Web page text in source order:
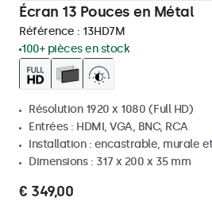
Écran 13 Pouces en Métal
Référence : 13HD7M
100+ pièces en stock
Résolution 1920 x 1080 (Full HD)
Entrées : HDMI, VGA, BNC, RCA
Installation : encastrable, murale
Dimensions : 317 x 200 x 35 mm
€ 349,00